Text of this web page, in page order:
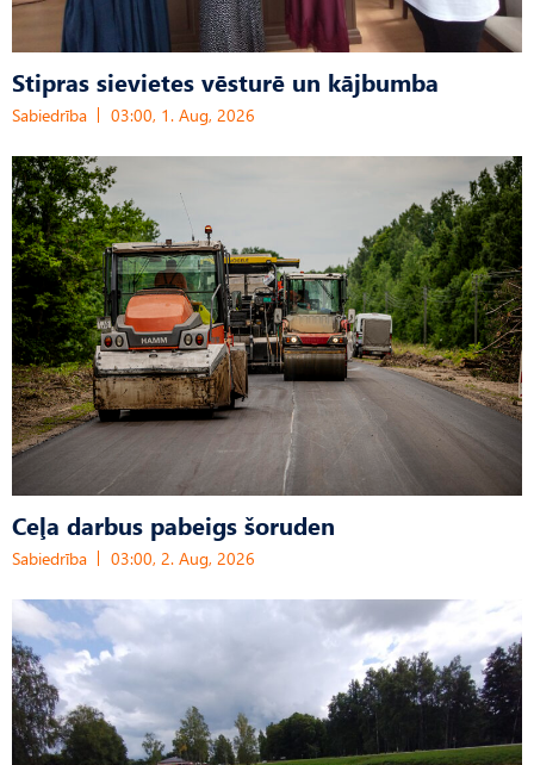
Stipras sievietes vēsturē un kājbumba
Sabiedrība 03:00, 1. Aug, 2026
Ceļa darbus pabeigs šoruden
Sabiedrība 03:00, 2. Aug, 2026